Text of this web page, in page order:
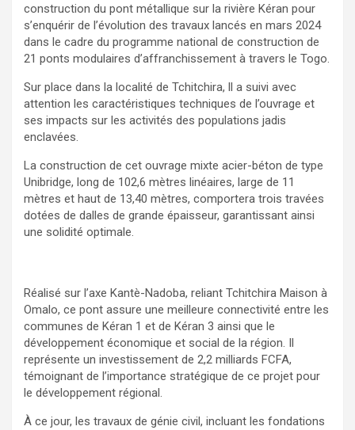
construction du pont métallique sur la rivière Kéran pour
s’enquérir de l’évolution des travaux lancés en mars 2024
dans le cadre du programme national de construction de
21 ponts modulaires d’affranchissement à travers le Togo.
Sur place dans la localité de Tchitchira, ll a suivi avec
attention les caractéristiques techniques de l’ouvrage et
ses impacts sur les activités des populations jadis
enclavées.
La construction de cet ouvrage mixte acier-béton de type
Unibridge, long de 102,6 mètres linéaires, large de 11
mètres et haut de 13,40 mètres, comportera trois travées
dotées de dalles de grande épaisseur, garantissant ainsi
une solidité optimale.
Réalisé sur l’axe Kantè-Nadoba, reliant Tchitchira Maison à
Omalo, ce pont assure une meilleure connectivité entre les
communes de Kéran 1 et de Kéran 3 ainsi que le
développement économique et social de la région. Il
représente un investissement de 2,2 milliards FCFA,
témoignant de l’importance stratégique de ce projet pour
le développement régional.
À ce jour, les travaux de génie civil, incluant les fondations